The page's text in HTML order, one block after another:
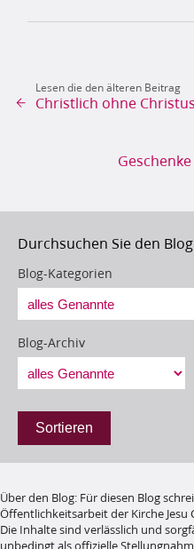
Lesen die den älteren Beitrag
Christlich ohne
Durchsuchen Sie den Blog
Blog-Kategorien
Blog-Archiv
Sortieren
Über den Blog: Für diesen Blog
Öffentlichkeitsarbeit der Kirche Jesu
Die Inhalte sind verlässlich und
unbedingt als offizielle